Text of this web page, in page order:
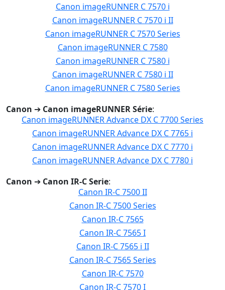
Canon imageRUNNER C 7570 i
Canon imageRUNNER C 7570 i II
Canon imageRUNNER C 7570 Series
Canon imageRUNNER C 7580
Canon imageRUNNER C 7580 i
Canon imageRUNNER C 7580 i II
Canon imageRUNNER C 7580 Series
Canon ➔ Canon imageRUNNER Série:
Canon imageRUNNER Advance DX C 7700 Series
Canon imageRUNNER Advance DX C 7765 i
Canon imageRUNNER Advance DX C 7770 i
Canon imageRUNNER Advance DX C 7780 i
Canon ➔ Canon IR-C Serie:
Canon IR-C 7500 II
Canon IR-C 7500 Series
Canon IR-C 7565
Canon IR-C 7565 I
Canon IR-C 7565 i II
Canon IR-C 7565 Series
Canon IR-C 7570
Canon IR-C 7570 I